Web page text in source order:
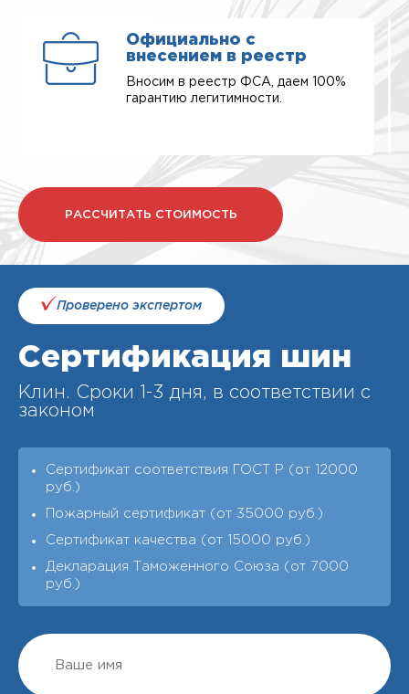
Официально с
внесением в реестр
Вносим в реестр ФСА, даем 100%
гарантию легитимности.
РАССЧИТАТЬ СТОИМОСТЬ
Проверено экспертом
Сертификация шин
Клин. Cроки 1-3 дня, в соответствии с
законом
Сертификат соответствия ГОСТ Р (от 12000
руб.)
Пожарный сертификат (от 35000 руб.)
Сертификат качества (от 15000 руб.)
Декларация Таможенного Союза (от 7000
руб.)